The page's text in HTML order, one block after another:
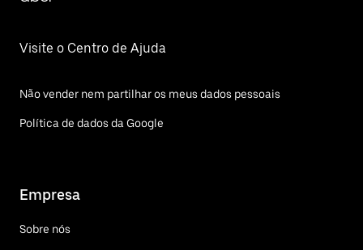
Visite o Centro de Ajuda
Não vender nem partilhar os meus dados pessoais
Política de dados da Google
Empresa
Sobre nós